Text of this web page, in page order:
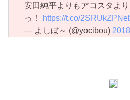
安田純平よりもアコスタよ
っ！
https://t.co/
— よしぼ～ (@yocibou)